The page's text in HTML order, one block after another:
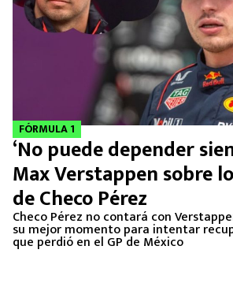
FÓRMULA 1
‘No puede depender
Max Verstappen sobre
de Checo Pérez
Checo Pérez no contará con
su mejor momento para intentar
que perdió en el GP de México